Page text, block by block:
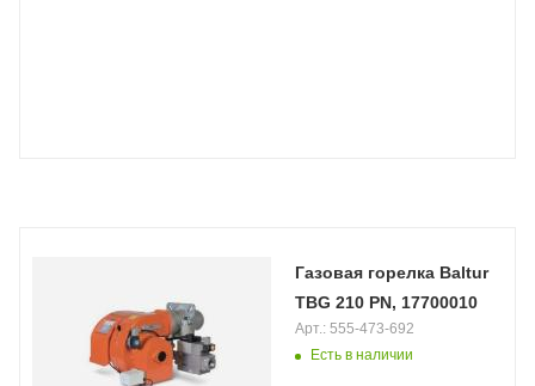
Газовая горелка Baltur
TBG 210 PN, 17700010
Есть в наличии
Арт.: 555-473-692